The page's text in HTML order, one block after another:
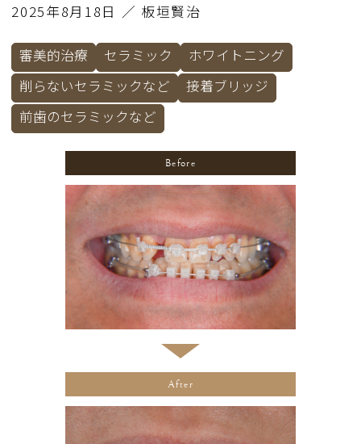
2025年8月18日 ／ 板垣賢治
審美的治療 セラミック
ホワイトニング
削らないセラミックなど
接着ブリッジ
前歯のセラミックなど
Before
After